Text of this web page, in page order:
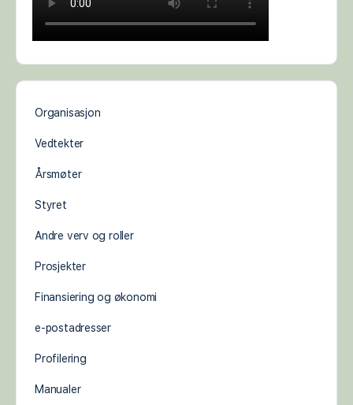
Organisasjon
Vedtekter
Årsmøter
Styret
Andre verv og roller
Prosjekter
Finansiering og økonomi
e-postadresser
Profilering
Manualer